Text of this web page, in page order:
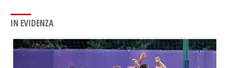
IN EVIDENZA